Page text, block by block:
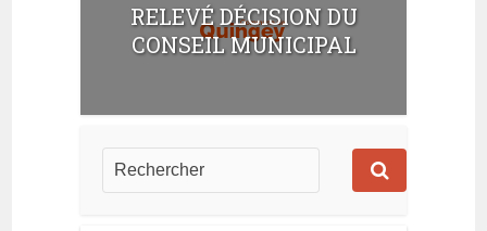
RELEVÉ DÉCISION DU
CONSEIL MUNICIPAL